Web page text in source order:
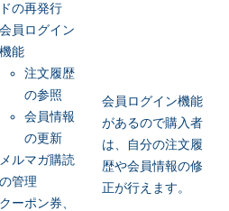
ドの再発行
会員ログイン
機能
注文履歴
の参照
会員情報
の更新
メルマガ購読
の管理
クーポン券、
会員ログイン機能
があるので購入者
は、自分の注文履
歴や会員情報の修
正が行えます。